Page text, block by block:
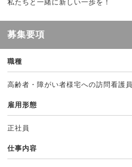
私たちと一緒に新しい一歩を！
募集要項
職種
高齢者・障がい者様宅への訪問看護員
雇用形態
正社員
仕事内容